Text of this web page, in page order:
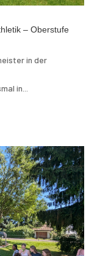
– Oberstufe
in der
in...